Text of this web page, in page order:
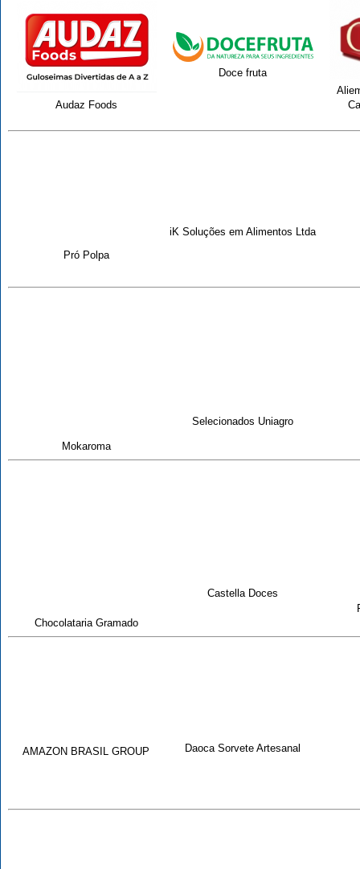
Audaz Foods
Doce fruta
Pró Polpa
iK Soluções em Alimentos Ltda
Mokaroma
Selecionados Uniagro
Chocolataria Gramado
Castella Doces
AMAZON BRASIL GROUP Daoca Sorvete Artesanal